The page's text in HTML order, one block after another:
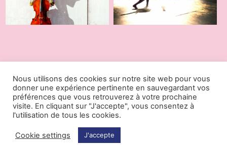
10.10.2023 08.09.2023
Nous utilisons des cookies sur notre site web pour vous
donner une expérience pertinente en sauvegardant vos
préférences que vous retrouverez à votre prochaine
visite. En cliquant sur "J'accepte", vous consentez à
l'utilisation de tous les cookies.
Cookie settings J'accepte